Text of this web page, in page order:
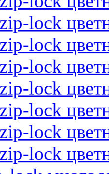
lock
lock
lock
lock
lock
lock
lock